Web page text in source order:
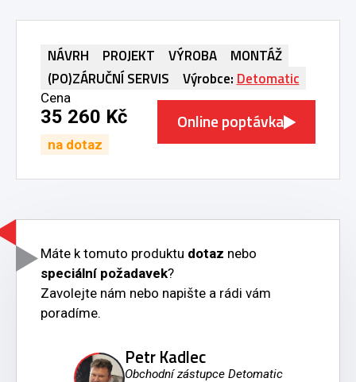
NÁVRH PROJEKT VÝROBA
MONTÁŽ
(PO)ZÁRUČNÍ SERVIS
Výrobce: Detomatic
Cena
35 260 Kč
na dotaz
Online poptávka
Máte k tomuto produktu dotaz nebo
speciální požadavek?
Zavolejte nám nebo napište a rádi vám
poradíme.
Petr Kadlec
Obchodní zástupce Detomatic